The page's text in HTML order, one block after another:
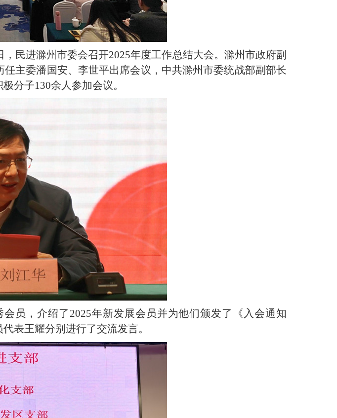
民进滁州市委会召开2025年度工作总结大会。滁州市政府副
主委潘国安、李世平出席会议，中共滁州市委统战部副部长
分子130余人参加会议。
员，介绍了2025年新发展会员并为他们颁发了《入会通知
表王耀分别进行了交流发言。